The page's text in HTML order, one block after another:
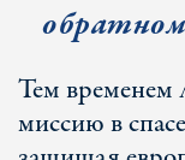
обратном
Тем временем
миссию в